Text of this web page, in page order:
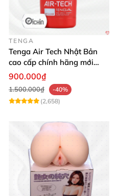
TENGA
Tenga Air Tech Nhật Bản
cao cấp chính hãng mới
seal giá tốt
900.000₫
1.500.000₫
-40%
(2,658)